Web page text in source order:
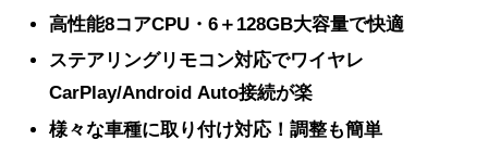
高性能8コアCPU・6＋128GB大容量で快適
ステアリングリモコン対応でワイヤレ
CarPlay/Android Auto接続が楽
様々な車種に取り付け対応！調整も簡単